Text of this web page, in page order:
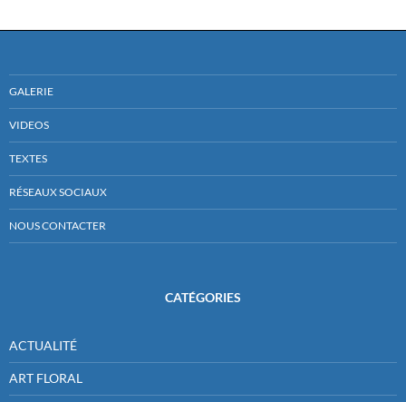
GALERIE
VIDEOS
TEXTES
RÉSEAUX SOCIAUX
NOUS CONTACTER
CATÉGORIES
ACTUALITÉ
ART FLORAL